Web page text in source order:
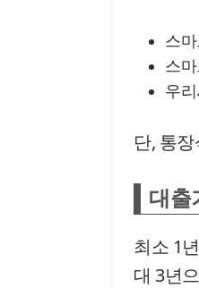
스
스
우
단, 통
대출
최소 1
대 3년